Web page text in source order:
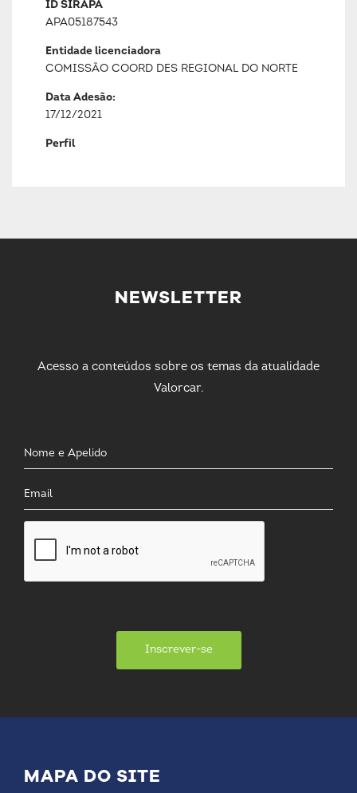
ID SIRAPA
APA05187543
Entidade licenciadora
COMISSÃO COORD DES REGIONAL DO NORTE
Data Adesão:
17/12/2021
Perfil
NEWSLETTER
Acesso a conteúdos sobre os temas da atualidade
Valorcar.
Inscrever-se
MAPA DO SITE